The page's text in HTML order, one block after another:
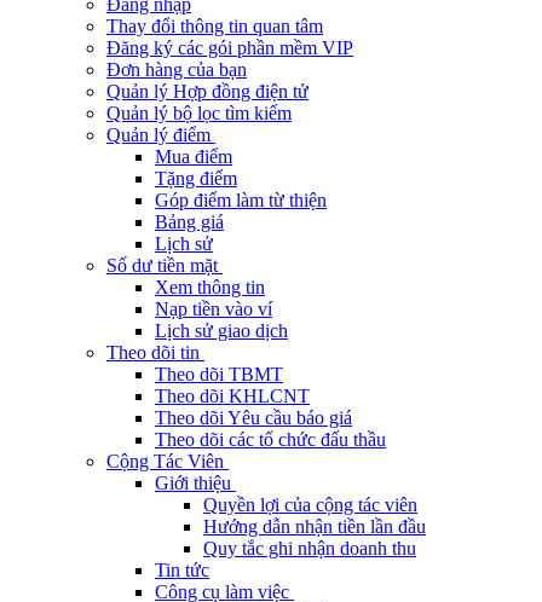
Đăng nhập
Thay đổi thông tin quan tâm
Đăng ký các gói phần mềm VIP
Đơn hàng của bạn
Quản lý Hợp đồng điện tử
Quản lý bộ lọc tìm kiếm
Quản lý điểm
Mua điểm
Tặng điểm
Góp điểm làm từ thiện
Bảng giá
Lịch sử
Số dư tiền mặt
Xem thông tin
Nạp tiền vào ví
Lịch sử giao dịch
Theo dõi tin
Theo dõi TBMT
Theo dõi KHLCNT
Theo dõi Yêu cầu báo giá
Theo dõi các tổ chức đấu thầu
Cộng Tác Viên
Giới thiệu
Quyền lợi của cộng tác viên
Hướng dẫn nhận tiền lần đầu
Quy tắc ghi nhận doanh thu
Tin tức
Công cụ làm việc